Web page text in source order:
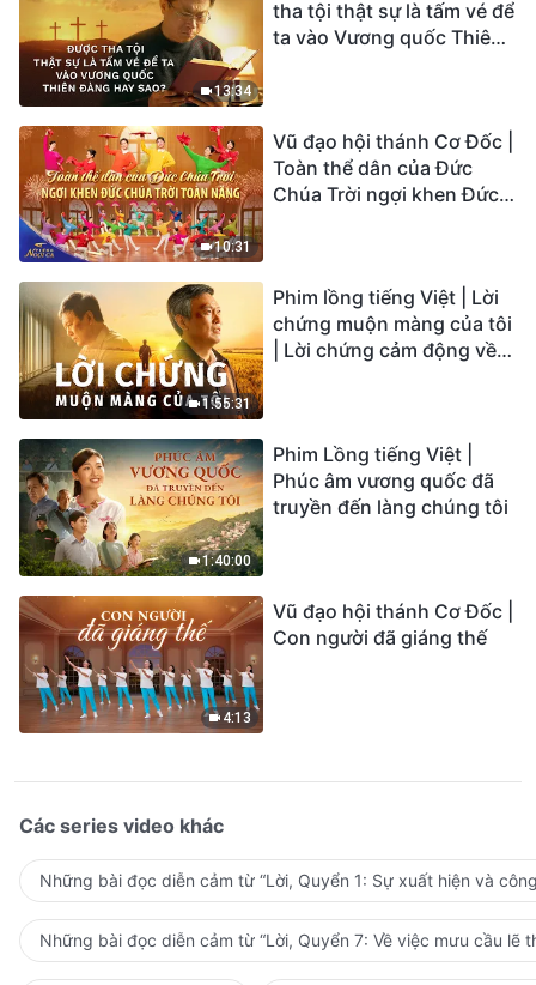
13:34
tha tội thật sự là tấm vé để
ta vào Vương quốc Thiên
10:31
Vũ đạo hội thánh Cơ Đốc |
Toàn thể dân của Đức
Chúa Trời ngợi khen Đức
1:55:31
Phim lồng tiếng Việt | Lời
chứng muộn màng của tôi
| Lời chứng cảm động về
1:40:00
Phim Lồng tiếng Việt |
Phúc âm vương quốc đã
truyền đến làng chúng tôi
4:13
Vũ đạo hội thánh Cơ Đốc |
Con người đã giáng thế
Các series video khác
Những bài đọc diễn cảm từ “Lời, Quyển 1: Sự xuất hiện và
Những bài đọc diễn cảm từ “Lời, Quyển 7: Về việc mưu cầu lẽ